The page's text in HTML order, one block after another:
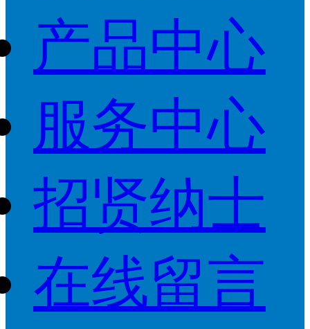
产品中心
服务中心
招贤纳士
在线留言